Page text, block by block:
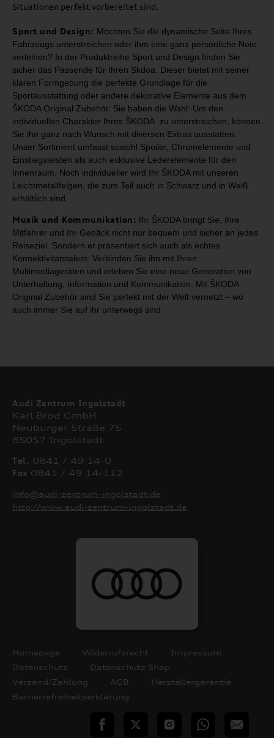
Situationen perfekt vorbereitet sind.
Sport und Design: Möchten Sie die dynamische Seite Ihres
Fahrzeugs unterstreichen oder ihm eine ganz persönliche Note
verleihen? In der Produktreihe Sport und Design finden Sie
sicher das Passende für Ihren Skdoa. Dieser bietet mit seiner
klaren Formgebung die perfekte Grundlage für die
Sportausstattung oder andere dekorative Elemente aus dem
ŠKODA Original Zubehör. Sie haben die Wahl: Um den
individuellen Charakter Ihres ŠKODA zu unterstreichen, können
Sie ihn ganz nach Wunsch mit diversen Extras ausstatten.
Unser Sortiment umfasst sowohl Spoiler, Chromelemente und
Einstiegsleisten als auch exklusive Lederelemente für den
Innenraum. Noch individueller wird Ihr ŠKODA mit unseren
Leichtmetallfelgen, die zum Teil auch in Schwarz und in Weiß
erhältlich sind.
Musik und Kommunikation: Ihr ŠKODA bringt Sie, Ihre
Mitfahrer und Ihr Gepäck nicht nur bequem und sicher an jedes
Reiseziel. Sondern er präsentiert sich auch als echtes
Konnektivitätstalent: Verbinden Sie ihn mit Ihren
Multimediageräten und erleben Sie eine neue Generation von
Unterhaltung, Information und Kommunikation. Mit ŠKODA
Original Zubehör sind Sie perfekt mit der Welt vernetzt – wo
auch immer Sie auf ihr unterwegs sind
Audi Zentrum Ingolstadt
Karl Brod GmbH
Neuburger Straße 75
85057 Ingolstadt
Tel. 0841 / 49 14-0
Fax 0841 / 49 14-112
info@audi-zentrum-ingolstadt.de
http://www.audi-zentrum-ingolstadt.de
Homepage Widerrufsrecht
Impressum
Datenschutz
Datenschutz Shop
Versand/Zahlung
AGB
Herstellergarantie
Barrierrefreiheitserklärung
teilen Twitter InstagramWhatsApp
E-